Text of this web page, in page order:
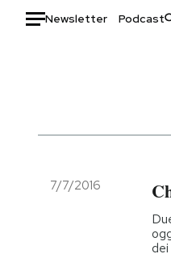
Newsletter Podcast
Italia
Politica
7/7/2016